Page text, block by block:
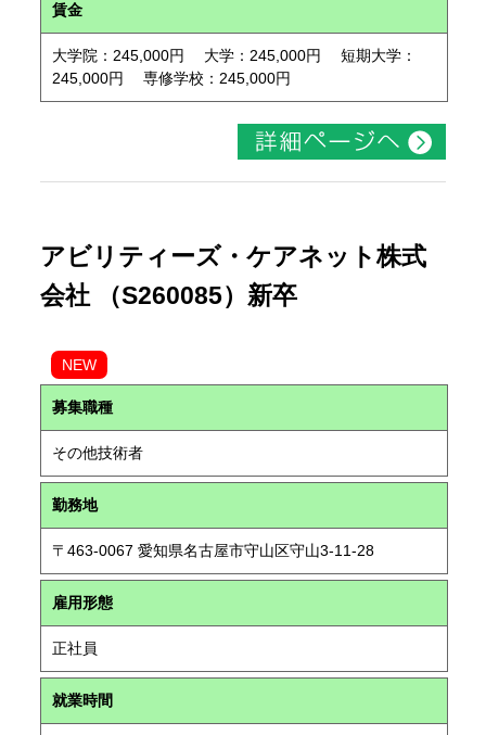
賃金
大学院：245,000円 大学：245,000円 短期大学：
245,000円 専修学校：245,000円
アビリティーズ・ケアネット株式
会社 （S260085）新卒
NEW
募集職種
その他技術者
勤務地
〒463-0067 愛知県名古屋市守山区守山3-11-28
雇用形態
正社員
就業時間